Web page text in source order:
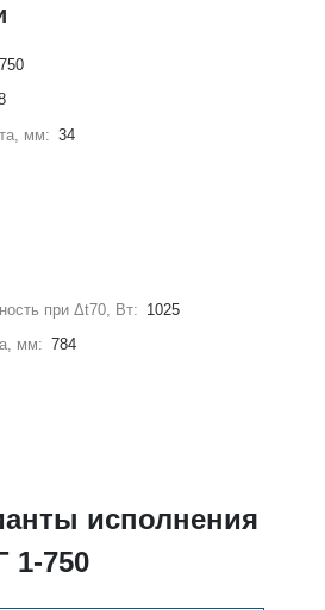
750
мм: 34
при Δt70, Вт: 1025
мм: 784
исполнения
1-750